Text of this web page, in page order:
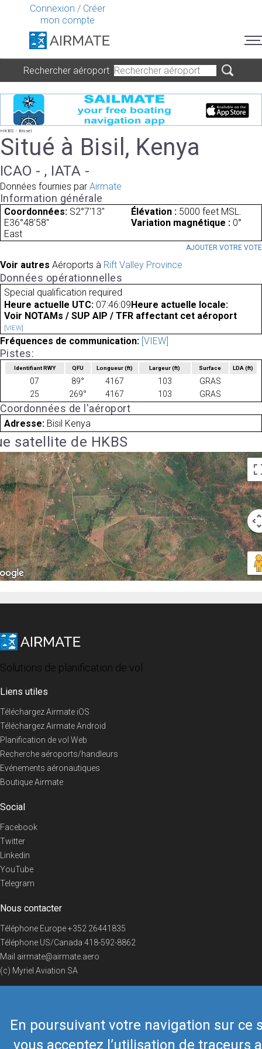
Connexion / Créer
mon compte
En poursuivant votre navigation sur ce
vous acceptez l’utilisation de traceurs
Rechercher aéroport
HKBS - Bissel
Situé à Bisil, Kenya
ICAO - , IATA -
Données fournies par Airmate
Information générale
Coordonnées: S2°7'13"
E36°48'58"
Élévation : 5000 feet MSL.
Variation magnétique : 0°
East
AJOUTER VOTRE VOTE
Voir autres Aéroports à Rift Valley Province
Données opérationnelles
Special qualification required
Heure actuelle UTC: 07:46:09 Heure actuelle locale:
Voir NOTAMs / SUP AIP / TFR affectant cet aéroport
[VIEW]
Fréquences de communication: [VIEW]
Pistes:
Identifiant RWY QFU Longueur(ft) Largeur(ft) Surface LDA(ft)
07 89° 4167 103
GRAS
25
269° 4167 103 GRAS
Coordonnées de l'aéroport
Adresse: Bisil Kenya
satellite de HKBS
Solutions de planification de vol
Liens utiles
Téléchargez Airmate iOS
Téléchargez Airmate Android
Planification de vol Web
Recherche aéroports/handleurs
Evénements aéronautiques
Boutique Airmate
Social
Facebook
Twitter
Linkedin
YouTube
Telegram
Nous contacter
Téléphone Europe+352 26441835
Téléphone US/Canada 418-592-8862
Mail airmate@airmate.aero
(c) Myriel Aviation SA
© 2019 Airmate - Conditions d'utilisation -Vie privée Back to top